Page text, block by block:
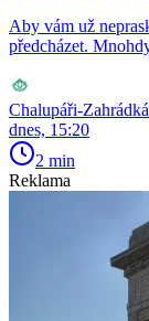
Aby vám už
předcházet.
Chalupáři-
dnes, 15:20
2 min
Reklama